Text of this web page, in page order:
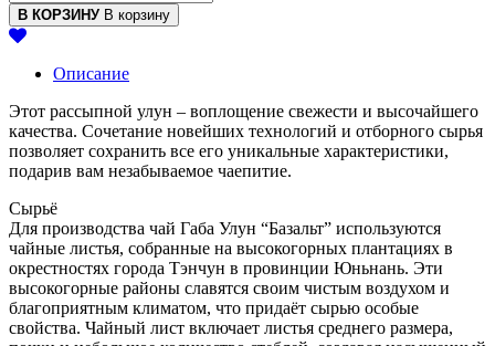
В КОРЗИНУ В корзину
Описание
Этот рассыпной улун – воплощение свежести и высочайшего
качества. Сочетание новейших технологий и отборного сырья
позволяет сохранить все его уникальные характеристики,
подарив вам незабываемое чаепитие.
Сырьё
Для производства чай Габа Улун “Базальт” используются
чайные листья, собранные на высокогорных плантациях в
окрестностях города Тэнчун в провинции Юньнань. Эти
высокогорные районы славятся своим чистым воздухом и
благоприятным климатом, что придаёт сырью особые
свойства. Чайный лист включает листья среднего размера,